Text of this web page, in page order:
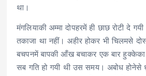
था।
मंगलियाकी अम्मा दोपहरमें ही छाछ रोटी दे
तकाजा था नहीं। अहीर होकर भी चिलमसे
बचपनमें बापकी आँख बचाकर एक बार
सब गति हो गयी थी उस समय। अबोध होनेसे